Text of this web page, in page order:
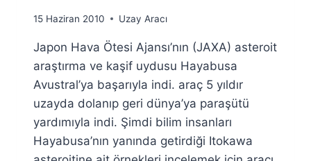
By
Fuat
Özyar
15 Haziran 2010 Uzay Aracı
Japon Hava Ötesi Ajansı’nın (JAXA) asteroit
araştırma ve kaşif uydusu Hayabusa
Avustral’ya başarıyla indi. araç 5 yıldır
uzayda dolanıp geri dünya’ya paraşütü
yardımıyla indi. Şimdi bilim insanları
Hayabusa’nın yanında getirdiği Itokawa